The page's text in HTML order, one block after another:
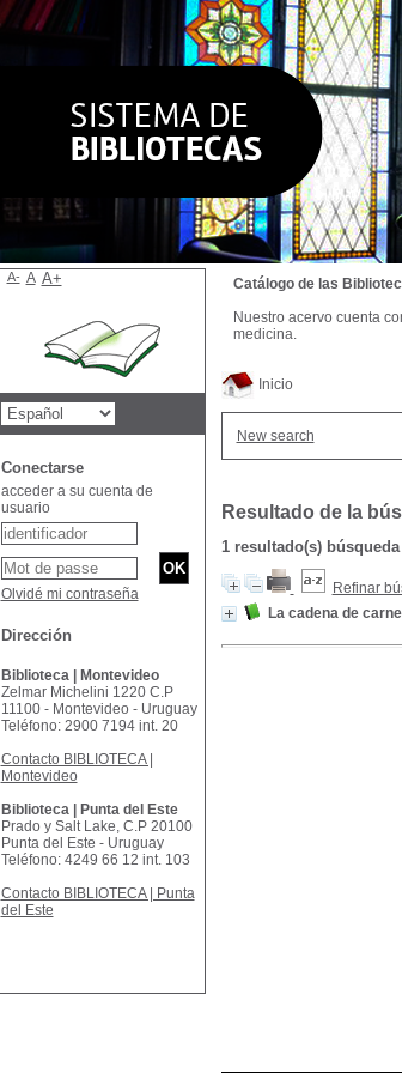
Inicio
New search
Resultado de la
1 resultado(s) búsqueda
Refinar
La cadena de
Catálogo de las
Nuestro acervo cuenta
medicina.
A- A A+
Conectarse
acceder a su cuenta de
usuario
Olvidé mi contraseña
Dirección
Biblioteca | Montevideo
Zelmar Michelini 1220 C.P
11100 - Montevideo - Uruguay
Teléfono: 2900 7194 int. 20
Contacto BIBLIOTECA |
Montevideo
Biblioteca | Punta del Este
Prado y Salt Lake, C.P 20100
Punta del Este - Uruguay
Teléfono: 4249 66 12 int. 103
Contacto BIBLIOTECA | Punta
del Este